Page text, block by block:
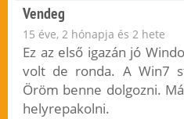
Vendeg
15 éve, 2 hónapja és 2 hete
Ez az első igazán jó
volt de ronda. A Win7
Öröm benne dolgozni.
helyrepakolni.